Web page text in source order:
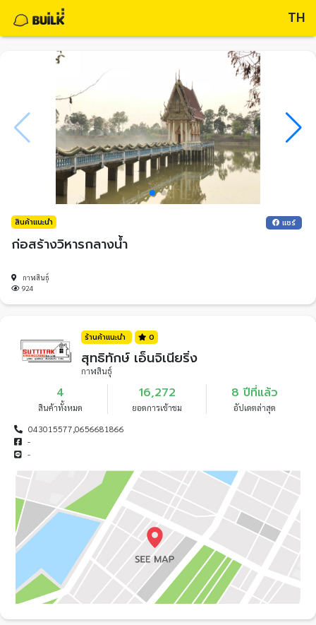
TH
สินค้าแนะนำ แชร์
ก่อสร้างวิหารกลางน้ำ
กาฬสินธุ์
924
ร้านค้าแนะนำ 0
สุทธิทักษ์ เอ็นจิเนียริ่ง
กาฬสินธุ์
4
สินค้าทั้งหมด
16,272
ยอดการเข้าชม
8 ปีที่แล้ว
อัปเดตล่าสุด
043015577,0656681866
-
-